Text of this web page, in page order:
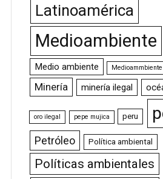
Latinoamérica
Medioambiente
Medio ambiente Medioammbiente
Minería minería ilegal
oro ilegal pepe mujica peru
Petróleo Política ambiental
Políticas ambientales